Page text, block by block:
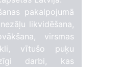
pakalpojumā
likvidēšana,
virsmas
vītušo puķu
darbi, kas